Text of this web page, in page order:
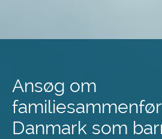
Ansøg om
Danmark som